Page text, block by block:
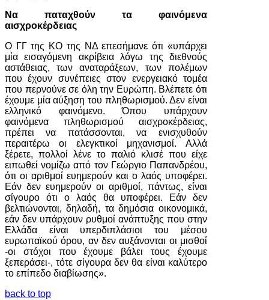
Να παταχθούν τα φαινόμενα
αισχροκέρδειας
Ο ΓΓ της ΚΟ της ΝΔ επεσήμανε ότι «υπάρχει
μία εισαγόμενη ακρίβεια λόγω της διεθνούς
αστάθειας, των αναταράξεων, των πολέμων
που έχουν συνέπειες στον ενεργειακό τομέα
που περνούνε σε όλη την Ευρώπη. Βλέπετε ότι
έχουμε μία αύξηση του πληθωρισμού. Δεν είναι
ελληνικό φαινόμενο. Όπου υπάρχουν
φαινόμενα πληθωρισμού αισχροκέρδειας,
πρέπει να πατάσσονται, να ενισχυθούν
περαιτέρω οι ελεγκτικοί μηχανισμοί. Αλλά
ξέρετε, πολλοί λένε το παλιό κλισέ που είχε
ειπωθεί νομίζω από τον Γεώργιο Παπανδρέου,
ότι οι αριθμοί ευημερούν και ο λαός υποφέρει.
Εάν δεν ευημερούν οι αριθμοί, πάντως, είναι
σίγουρο ότι ο λαός θα υποφέρει. Εάν δεν
βελτιώνονται, δηλαδή, τα δημόσια οικονομικά,
εάν δεν υπάρχουν ρυθμοί ανάπτυξης που στην
Ελλάδα είναι υπερδιπλάσιοι του μέσου
ευρωπαϊκού όρου, αν δεν αυξάνονται οι μισθοί
-οι στόχοι που έχουμε βάλει τους έχουμε
ξεπεράσει-, τότε σίγουρα δεν θα είναι καλύτερο
το επίπεδο διαβίωσης».
back to top